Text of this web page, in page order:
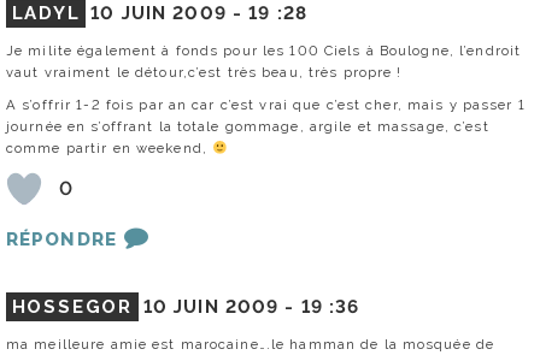
LADYL 10 JUIN 2009 -19 :28
Je milite également à fonds pour les 100 Ciels à Boulogne, l’endroit
vaut vraiment le détour,c’est très beau, très propre !
A s’offrir 1-2 fois par an car c’est vrai que c’est cher, mais y passer 1
journée en s’offrant la totale gommage, argile et massage, c’est
comme partir en weekend,
0
RÉPONDRE
HOSSEGOR 10 JUIN 2009 - 19 :36
ma meilleure amie est marocaine….le hamman de la mosquée de